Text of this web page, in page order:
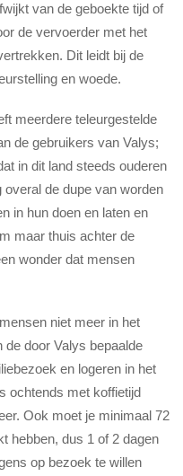
van de geboekte tijd of
de vervoerder met het
Dit leidt bij de
en woede.
meerdere teleurgestelde
de gebruikers van Valys;
in dit land steeds ouderen
de dupe van worden
in hun doen en laten en
maar thuis achter de
wonder dat mensen
niet meer in het
de door Valys bepaalde
en logeren in het
ochtends met koffietijd
Ook moet je minimaal 72
hebben, dus 1 of 2 dagen
op bezoek te willen